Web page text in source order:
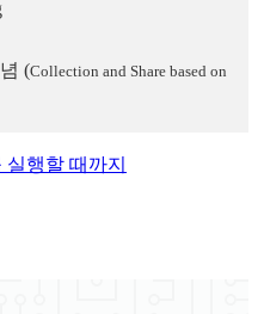
(Collection and Share based on
실행할 때까지